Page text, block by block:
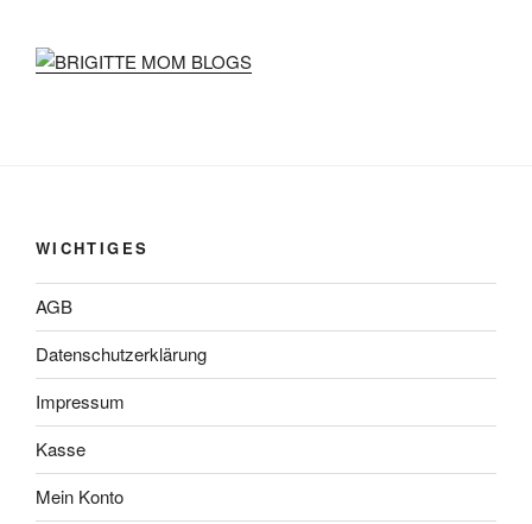
WICHTIGES
AGB
Datenschutzerklärung
Impressum
Kasse
Mein Konto